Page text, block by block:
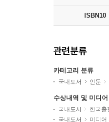
ISBN10
관련분류
카테고리 분류
국내도서 인문
수상내역 및 미디
국내도서 한국출
국내도서
미디어